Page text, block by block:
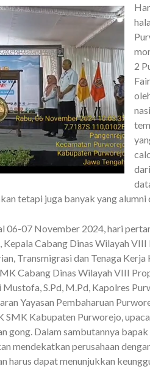
2
tetapi juga banyak yang alumni
06-07 November 2024, hari
Cabang Dinas Wilayah
Transmigrasi dan Tenaga
Cabang Dinas Wilayah VIII
Mustofa, S.Pd, M.Pd, Kapolres
Yayasan Pembaharuan
Kabupaten Purworejo,
gong. Dalam sambutannya
mendekatkan perusahaan
harus dapat menunjukkan